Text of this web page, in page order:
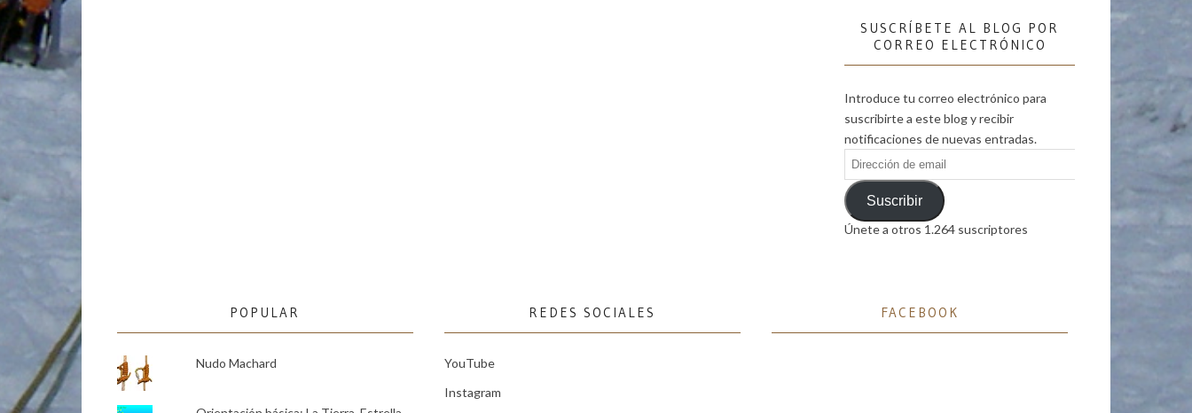
SUSCRÍBETE AL BLOG POR
CORREO ELECTRÓNICO
Introduce tu correo electrónico para
suscribirte a este blog y recibir
notificaciones de nuevas entradas.
Dirección
de
emailSuscribir
Únete a otros 1.264 suscriptores
POPULAR
Nudo Machard
REDES SOCIALES
YouTube
Instagram
FACEBOOK